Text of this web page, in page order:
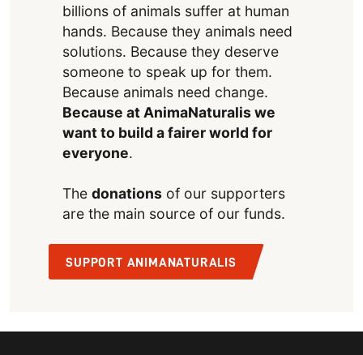
billions of animals suffer at human
hands. Because they animals need
solutions. Because they deserve
someone to speak up for them.
Because animals need change.
Because at AnimaNaturalis we
want to build a fairer world for
everyone.
The donationsof our supporters
are the main source of our funds.
SUPPORT ANIMANATURALIS